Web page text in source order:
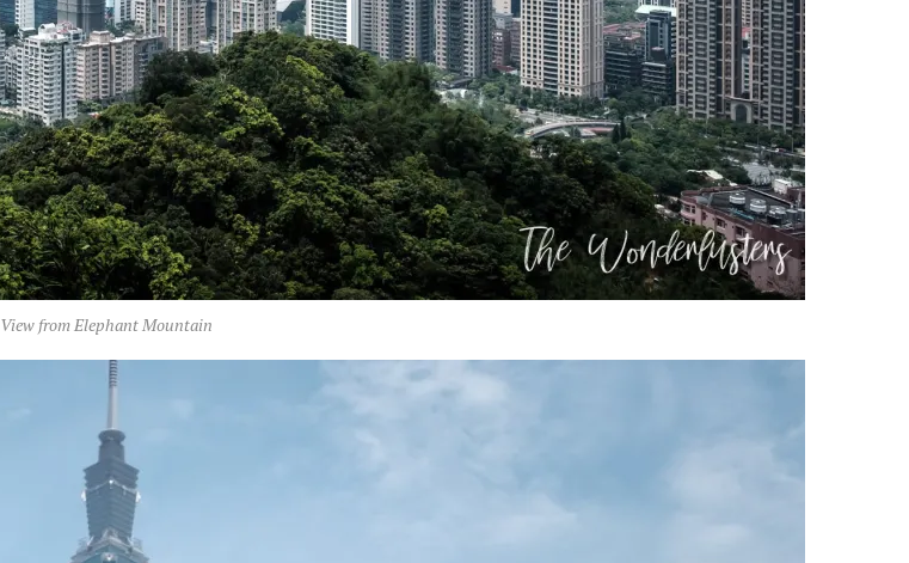
View from Elephant Mountain